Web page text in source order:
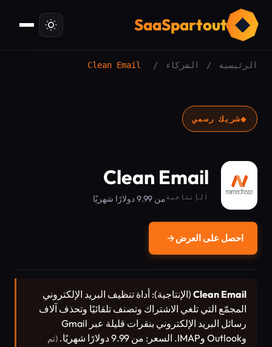
SaaSpartout
الرئيسية / الشركاء /
Clean Email
◆شريك رسمي
Clean Email
الإنتاجيةمن 9.99 دولارًا شهريًا
احصل على العرض→
Clean Email (الإنتاجية): أداة تنظيف البريد الإلكتروني
المجمّع التي تلغي الاشتراك وتصنف تلقائيًا وتحذف آلاف
رسائل البريد الإلكتروني بنقرات قليلة عبر Gmail
وOutlook وIMAP. السعر: من 9.99 دولارًا شهريًا.
(تم